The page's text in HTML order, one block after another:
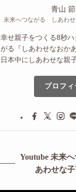
青山
未来へつながる しあわせ
幸せ親子をつくる8秒
がる『しあわせなおか
日本中にしあわせな親
プロフ
Youtube 未来
あわせな